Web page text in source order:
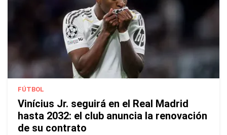
FÚTBOL
Vinícius Jr. seguirá en el Real Madrid
hasta 2032: el club anuncia la renovación
de su contrato